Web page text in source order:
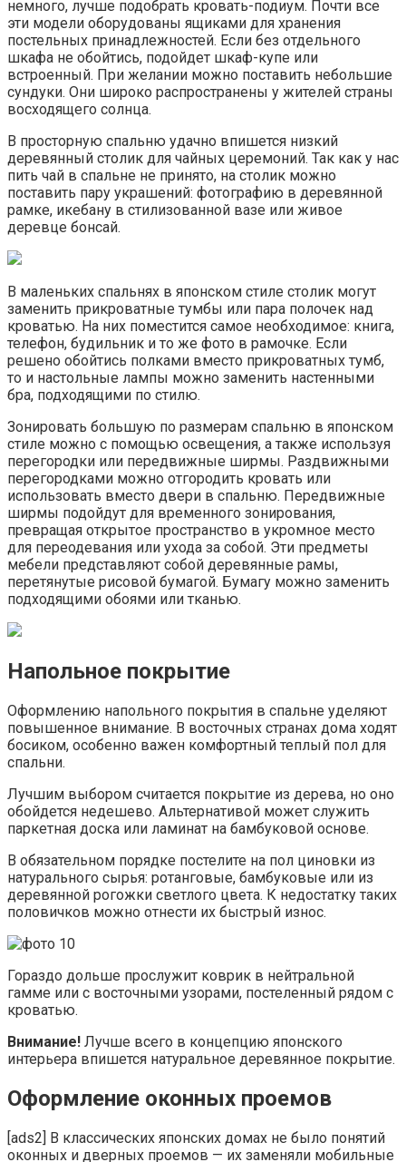
немного, лучше подобрать кровать-подиум. Почти все
эти модели оборудованы ящиками для хранения
постельных принадлежностей. Если без отдельного
шкафа не обойтись, подойдет шкаф-купе или
встроенный. При желании можно поставить небольшие
сундуки. Они широко распространены у жителей страны
восходящего солнца.
В просторную спальню удачно впишется низкий
деревянный столик для чайных церемоний. Так как у нас
пить чай в спальне не принято, на столик можно
поставить пару украшений: фотографию в деревянной
рамке, икебану в стилизованной вазе или живое
деревце бонсай.
В маленьких спальнях в японском стиле столик могут
заменить прикроватные тумбы или пара полочек над
кроватью. На них поместится самое необходимое: книга,
телефон, будильник и то же фото в рамочке. Если
решено обойтись полками вместо прикроватных тумб,
то и настольные лампы можно заменить настенными
бра, подходящими по стилю.
Зонировать большую по размерам спальню в японском
стиле можно с помощью освещения, а также используя
перегородки или передвижные ширмы. Раздвижными
перегородками можно отгородить кровать или
использовать вместо двери в спальню. Передвижные
ширмы подойдут для временного зонирования,
превращая открытое пространство в укромное место
для переодевания или ухода за собой. Эти предметы
мебели представляют собой деревянные рамы,
перетянутые рисовой бумагой. Бумагу можно заменить
подходящими обоями или тканью.
Напольное покрытие
Оформлению напольного покрытия в спальне уделяют
повышенное внимание. В восточных странах дома ходят
босиком, особенно важен комфортный теплый пол для
спальни.
Лучшим выбором считается покрытие из дерева, но оно
обойдется недешево. Альтернативой может служить
паркетная доска или ламинат на бамбуковой основе.
В обязательном порядке постелите на пол циновки из
натурального сырья: ротанговые, бамбуковые или из
деревянной рогожки светлого цвета. К недостатку таких
половичков можно отнести их быстрый износ.
Гораздо дольше прослужит коврик в нейтральной
гамме или с восточными узорами, постеленный рядом с
кроватью.
Внимание! Лучше всего в концепцию японского
интерьера впишется натуральное деревянное покрытие.
Оформление оконных проемов
[ads2] В классических японских домах не было понятий
оконных и дверных проемов — их заменяли мобильные